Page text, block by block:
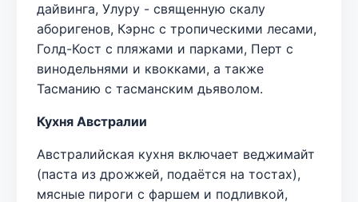
дайвинга, Улуру - священную скалу
аборигенов, Кэрнс с тропическими лесами,
Голд-Кост с пляжами и парками, Перт с
винодельнями и квокками, а также
Тасманию с тасманским дьяволом.
Кухня Австралии
Австралийская кухня включает веджимайт
(паста из дрожжей, подаётся на тостах),
мясные пироги с фаршем и подливкой,